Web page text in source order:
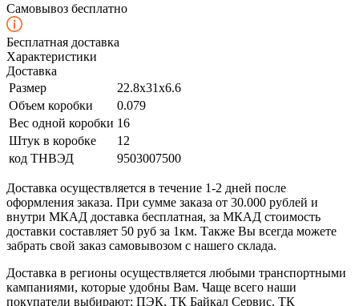
Самовывоз бесплатно
Бесплатная доставка
Характеристики
Доставка
Размер
22.8x31x6.6
Объем коробки
0.079
Вес одной коробки 16
Штук в коробке
12
код ТНВЭД
9503007500
Доставка осуществляется в течение 1-2 дней после
оформления заказа. При сумме заказа от 30.000 рублей и
внутри МКАД доставка бесплатная, за МКАД стоимость
доставки составляет 50 руб за 1км. Также Вы всегда можете
забрать свой заказ самовывозом с нашего склада.
Доставка в регионы осуществляется любыми транспортными
кампаниями, которые удобны Вам. Чаще всего наши
покупатели выбирают: ПЭК, ТК Байкал Сервис, ТК